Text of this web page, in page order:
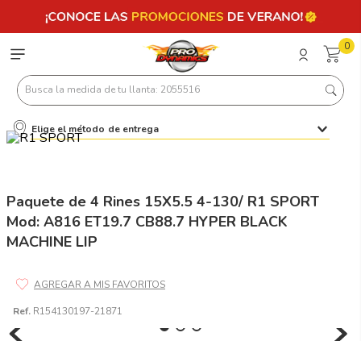
0
Busca la medida de tu llanta: 2055516
Elige el método de entrega
Paquete de 4 Rines 15X5.5 4-130/ R1 SPORT
Mod: A816 ET19.7 CB88.7 HYPER BLACK
MACHINE LIP
Ref. R154130197-21871
Términos más buscados
3 225
7 195 65 15